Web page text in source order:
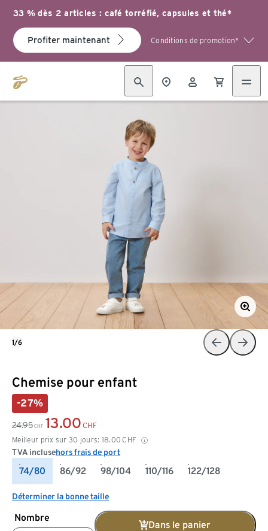
33 % dès 2 articles : café torréfié, capsules et thé*
Profiter maintenant Conditions de promotion*
Chemise pour enfant
-27%
24.95 CHF 13.00 CHF
Meilleur prix sur 30 jours: 18.00 CHF
TVA inclusehors frais de port
74/80 86/92 98/104 110/116 122/128
Déterminer la bonne taille
Nombre
Dans le panier
1/6